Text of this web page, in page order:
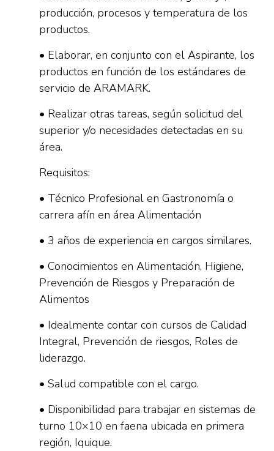
producción, procesos y temperatura de los
productos.
• Elaborar, en conjunto con el Aspirante, los
productos en función de los estándares de
servicio de ARAMARK.
• Realizar otras tareas, según solicitud del
superior y/o necesidades detectadas en su
área.
Requisitos:
• Técnico Profesional en Gastronomía o
carrera afín en área Alimentación
• 3 años de experiencia en cargos similares.
• Conocimientos en Alimentación, Higiene,
Prevención de Riesgos y Preparación de
Alimentos
• Idealmente contar con cursos de Calidad
Integral, Prevención de riesgos, Roles de
liderazgo.
• Salud compatible con el cargo.
• Disponibilidad para trabajar en sistemas de
turno 10×10 en faena ubicada en primera
región, Iquique.